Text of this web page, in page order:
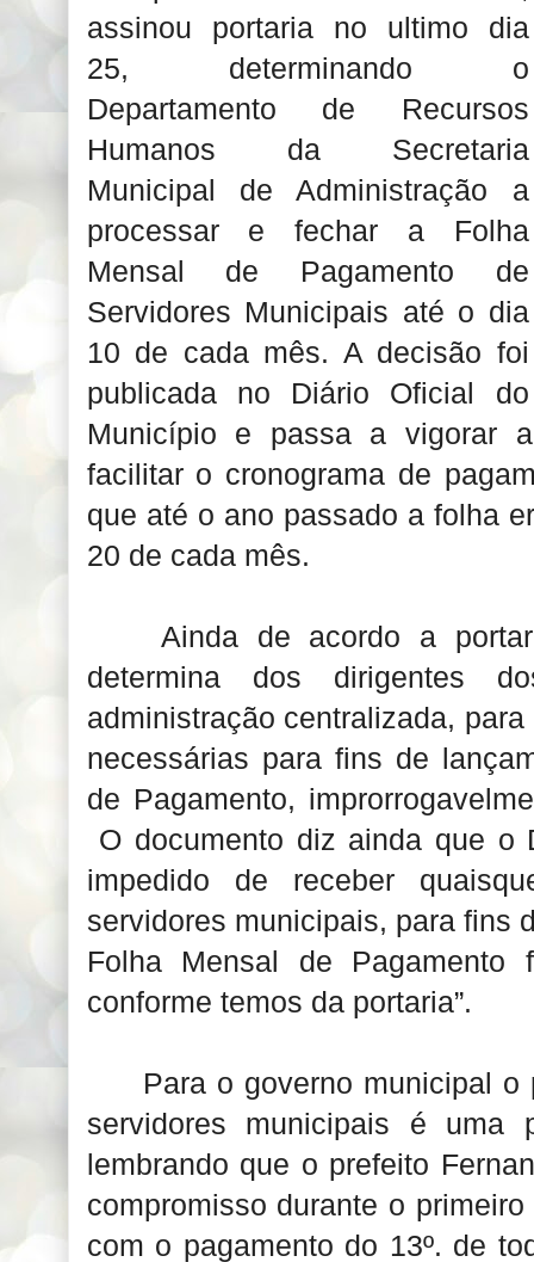
assinou portaria no ultimo dia
25, determinando o
Departamento de Recursos
Humanos da Secretaria
Municipal de Administração a
processar e fechar a Folha
Mensal de Pagamento de
Servidores Municipais até o dia
10 de cada mês. A decisão foi
publicada no Diário Oficial do
Município e passa a vigorar
facilitar o cronograma de
que até o ano passado a folha
20 de cada mês.
Ainda de acordo a
determina dos dirigentes
administração centralizada,
necessárias para fins de
de Pagamento,
O documento diz ainda que o
impedido de receber
servidores municipais, para fins
Folha Mensal de Pagamento
conforme temos da portaria”.
Para o governo municipal
servidores municipais é uma
lembrando que o prefeito
compromisso durante o
com o pagamento do 13º. de